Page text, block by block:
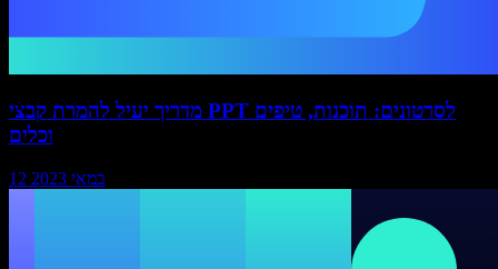
מדריך יעיל להמרת קבצי PPT לסרטונים: תוכנות, טיפים
וכלים
12 במאי 2023